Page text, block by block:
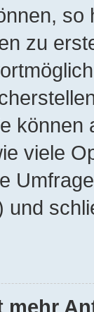
zu
können
viele
und
mehr